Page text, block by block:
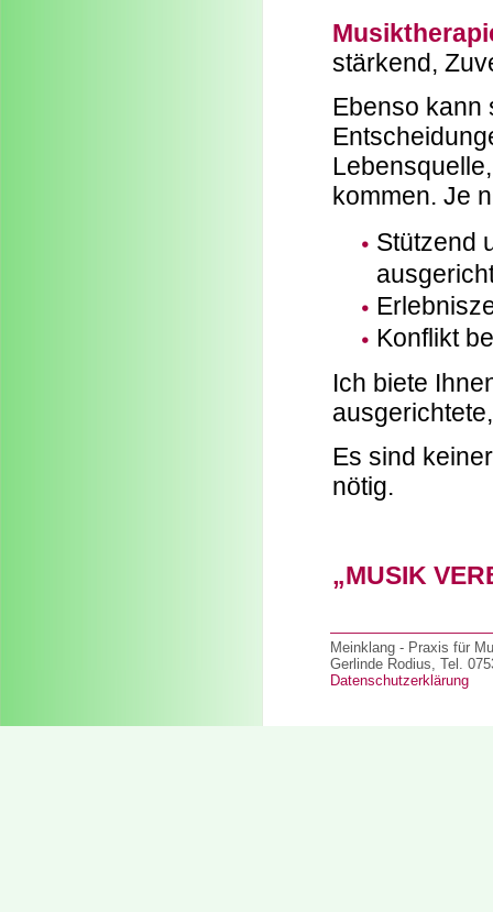
stärkend,
Ebenso kann
kommen. Je
Stützend
Konflikt
Ich biete
Es sind
nötig.
„MUSIK
Meinklang - Praxis für
Gerlinde Rodius, Tel.
Datenschutzerklärung